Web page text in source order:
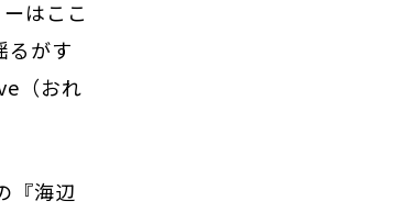
はここ
るがす
（おれ
『海辺